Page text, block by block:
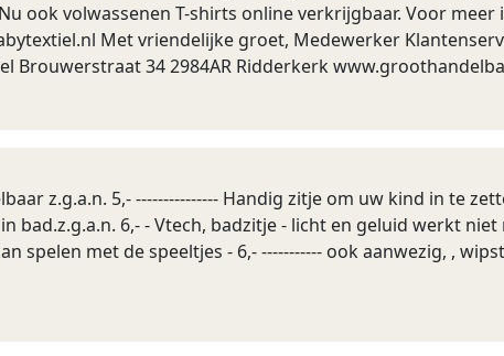
ook volwassenen T-shirts online verkrijgbaar. Voor
Met vriendelijke groet, Medewerker
Brouwerstraat 34 2984AR Ridderkerk
z.g.a.n. 5,- --------------- Handig zitje om uw kind in te
bad.z.g.a.n. 6,- - Vtech, badzitje - licht en geluid werkt
spelen met de speeltjes - 6,- ----------- ook aanwezig, ,